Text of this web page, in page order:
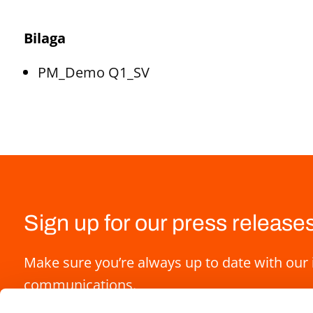
Bilaga
PM_Demo Q1_SV
Sign up for our press
Make sure you’re always up to date with
communications.